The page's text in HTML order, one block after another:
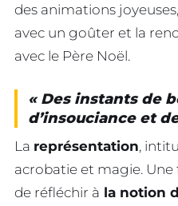
des animations
avec un goûter et la
avec le Père Noël.
« Des instants de
d’insouciance et
La représentation,
acrobatie et magie.
de réfléchir à la notion